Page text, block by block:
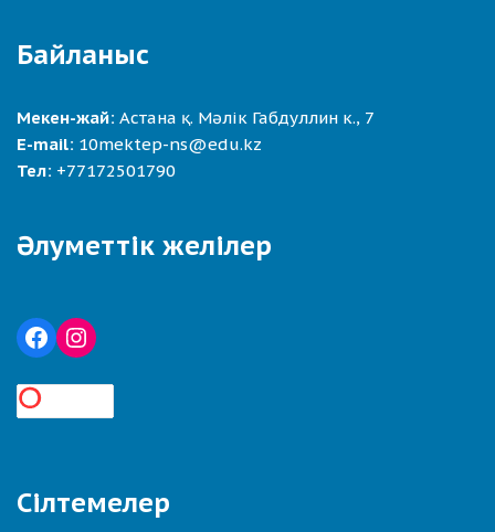
Байланыс
Мекен-жай: Астана қ. Мәлік Габдуллин к., 7
E-mail: 10mektep-ns@edu.kz
Тел: +77172501790
Әлуметтік желілер
Сілтемелер